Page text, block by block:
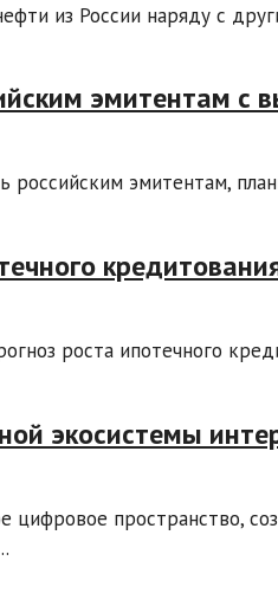
из России наряду с
эмитентам с
российским эмитентам,
роста ипотечного
экосистемы
цифровое пространство,